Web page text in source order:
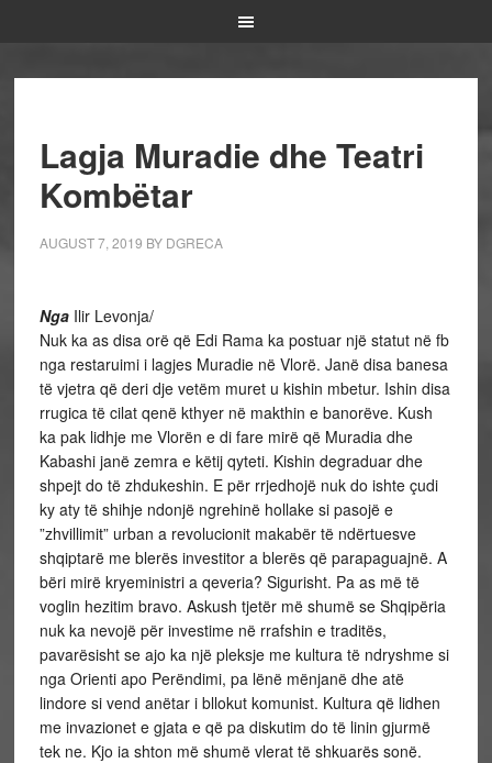
Lagja Muradie dhe Teatri
Kombëtar
AUGUST 7, 2019 BY DGRECA
Nga Ilir Levonja/
Nuk ka as disa orë që Edi Rama ka postuar një statut në fb
nga restaruimi i lagjes Muradie në Vlorë. Janë disa banesa
të vjetra që deri dje vetëm muret u kishin mbetur. Ishin disa
rrugica të cilat qenë kthyer në makthin e banorëve. Kush
ka pak lidhje me Vlorën e di fare mirë që Muradia dhe
Kabashi janë zemra e këtij qyteti. Kishin degraduar dhe
shpejt do të zhdukeshin. E për rrjedhojë nuk do ishte çudi
ky aty të shihje ndonjë ngrehinë hollake si pasojë e
”zhvillimit” urban a revolucionit makabër të ndërtuesve
shqiptarë me blerës investitor a blerës që parapaguajnë. A
bëri mirë kryeministri a qeveria? Sigurisht. Pa as më të
voglin hezitim bravo. Askush tjetër më shumë se Shqipëria
nuk ka nevojë për investime në rrafshin e traditës,
pavarësisht se ajo ka një pleksje me kultura të ndryshme si
nga Orienti apo Perëndimi, pa lënë mënjanë dhe atë
lindore si vend anëtar i bllokut komunist. Kultura që lidhen
me invazionet e gjata e që pa diskutim do të linin gjurmë
tek ne. Kjo ia shton më shumë vlerat të shkuarës sonë.